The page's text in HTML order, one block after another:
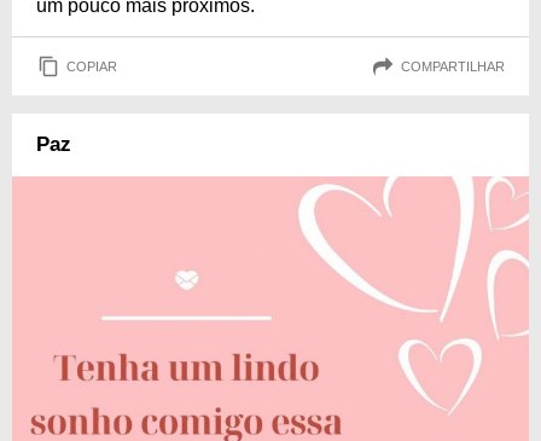
um pouco mais próximos.
COPIAR COMPARTILHAR
Paz